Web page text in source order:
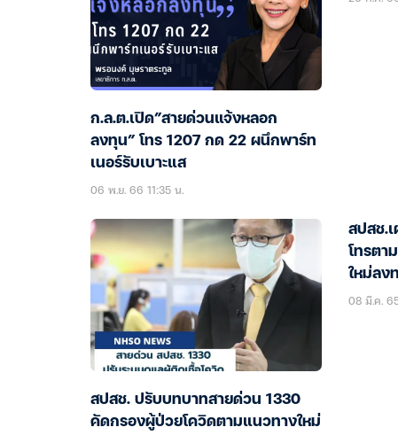
ก.ล.ต.เปิด”สายด่วนแจ้งหลอก
ลงทุน” โทร 1207 กด 22 ผนึกพาร์ท
เนอร์รับเบาะแส
06 พ.ย. 66 11:35 น.
สปสช. ปรับบทบาทสายด่วน 1330
คัดกรองผู้ป่วยโควิดตามแนวทางใหม่
สปสช.
โทรตา
ใหม่ลง
08 มี.ค.